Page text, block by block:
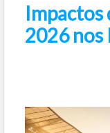
Impactos
2026